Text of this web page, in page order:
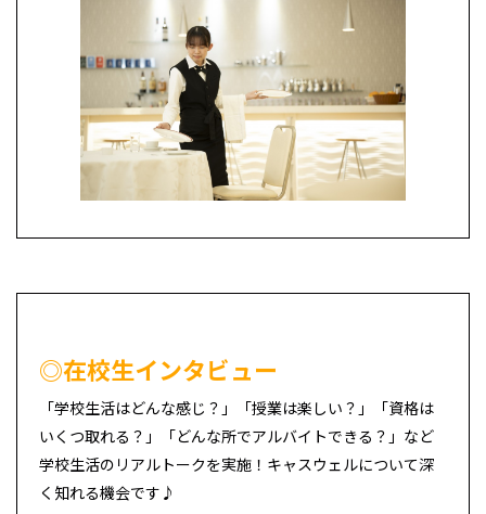
◎在校生インタビュー
「学校生活はどんな感じ？」「授業は楽しい？」「資格は
いくつ取れる？」「どんな所でアルバイトできる？」など
学校生活のリアルトークを実施！キャスウェルについて深
く知れる機会です♪